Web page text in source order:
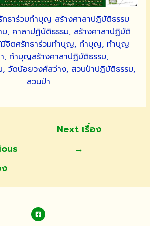
ธาร่วมทำบุญ สร้างศาลาปฏิบัติธรรม
, ศาลาปฏิบัติธรรม, สร้างศาลาปฏิบัติ
มีจิตศรัทธาร่วมทำบุญ, ทำบุญ, ทำบุญ
, ทำบุญสร้างศาลาปฏิบัติธรรม,
วัดน้อยวงศ์สว่าง, สวนป่าปฏิบัติธรรม,
สวนป่า
ง
Next เรื่อง
→